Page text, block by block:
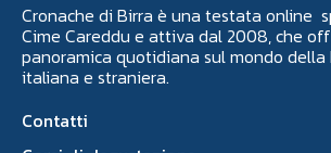
Cronache di Birra è una testata online
Cime Careddu e attiva dal 2008, che
panoramica quotidiana sul mondo
italiana e straniera.
Contatti